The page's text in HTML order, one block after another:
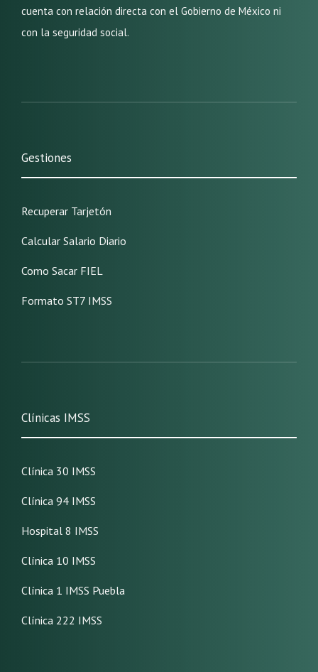
cuenta con relación directa con el Gobierno de México ni
con la seguridad social.
Gestiones
Recuperar Tarjetón
Calcular Salario Diario
Como Sacar FIEL
Formato ST7 IMSS
Clínicas IMSS
Clínica 30 IMSS
Clínica 94 IMSS
Hospital 8 IMSS
Clínica 10 IMSS
Clínica 1 IMSS Puebla
Clínica 222 IMSS